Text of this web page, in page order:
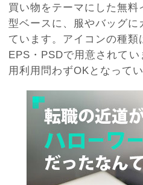
買い物をテーマにした無
型ベースに、服やバッグ
ています。アイコンの種
EPS・PSDで用意されて
用利用問わずOKとなって